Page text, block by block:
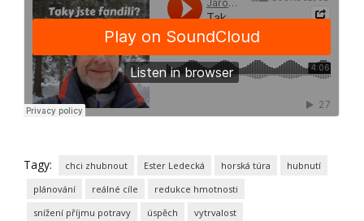
Tagy: chci zhubnout Ester Ledecká horská túra
hubnutí
plánování
reálné cíle
redukce hmotnosti
snížení příjmu potravy
úspěch vytrvalost